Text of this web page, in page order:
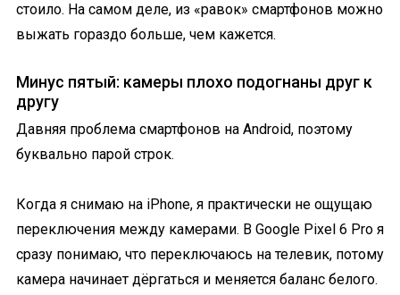
стоило. На самом деле, из «равок» смартфонов можно
выжать гораздо больше, чем кажется.
Минус пятый: камеры плохо подогнаны друг к
другу
Давняя проблема смартфонов на Android, поэтому
буквально парой строк.
Когда я снимаю на iPhone, я практически не ощущаю
переключения между камерами. В Google Pixel 6 Pro я
сразу понимаю, что переключаюсь на телевик, потому
камера начинает дёргаться и меняется баланс белого.